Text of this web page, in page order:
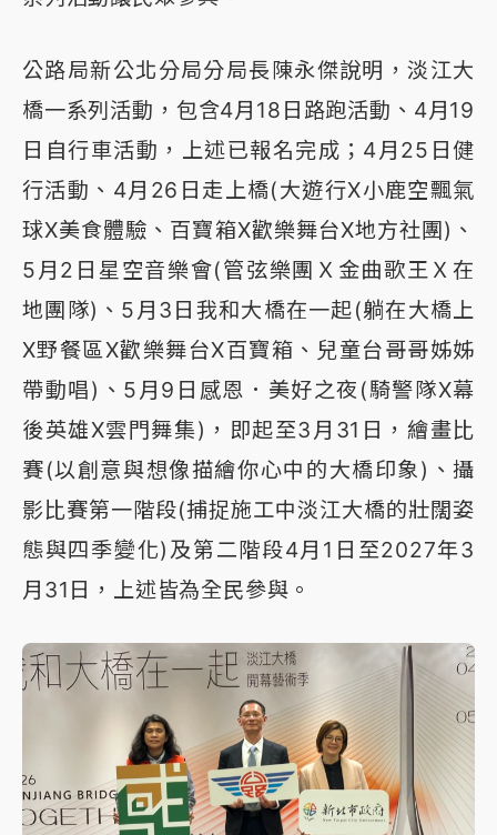
公路局新公北分局分局長陳永傑說明，淡江大
橋一系列活動，包含4月18日路跑活動、4月19
日自行車活動，上述已報名完成；4月25日健
行活動、4月26日走上橋(大遊行X小鹿空飄氣
球X美食體驗、百寶箱X歡樂舞台X地方社團)、
5月2日星空音樂會(管弦樂團Ｘ金曲歌王Ｘ在
地團隊)、5月3日我和大橋在一起(躺在大橋上
X野餐區X歡樂舞台X百寶箱、兒童台哥哥姊姊
帶動唱)、5月9日感恩．美好之夜(騎警隊X幕
後英雄X雲門舞集)，即起至3月31日，繪畫比
賽(以創意與想像描繪你心中的大橋印象)、攝
影比賽第一階段(捕捉施工中淡江大橋的壯闊姿
態與四季變化)及第二階段4月1日至2027年3
月31日，上述皆為全民參與。